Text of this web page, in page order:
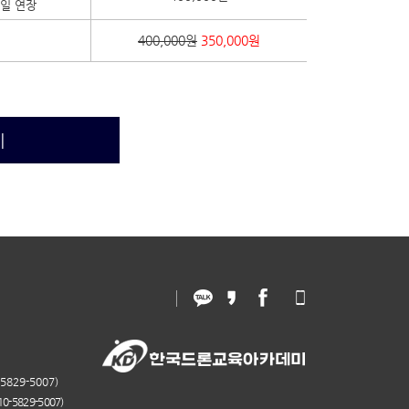
연장
400,000원 350,000원
5829-5007)
5829-5007)